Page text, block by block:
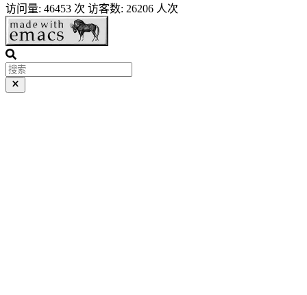
访问量: 46453 次 访客数: 26206 人次